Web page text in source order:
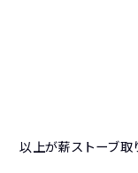
以上が薪ストーブ取